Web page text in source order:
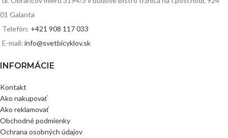
01 Galanta
Telefón: +421 908 117 033
E-mail: info@svetbicyklov.sk
INFORMÁCIE
Kontakt
Ako nakupovať
Ako reklamovať
Obchodné podmienky
Ochrana osobných údajov